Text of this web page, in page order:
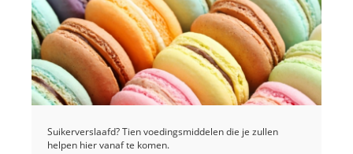
Suikerverslaafd? Tien voedingsmiddelen die je zullen
helpen hier vanaf te komen.